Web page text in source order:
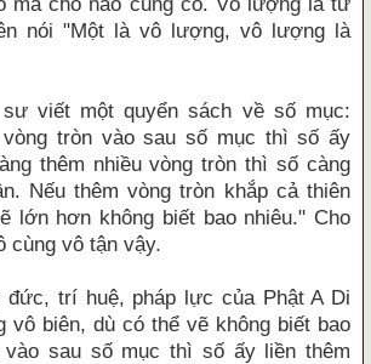
nói "Một là vô lượng, vô lượng là
viết một quyển sách về số mục:
tròn vào sau số mục thì số ấy
thêm nhiều vòng tròn thì số càng
Nếu thêm vòng tròn khắp cả thiên
lớn hơn không biết bao nhiêu." Cho
cùng vô tận vậy.
đức, trí huệ, pháp lực của Phật A Di
vô biên, dù có thể vẽ không biết bao
vào sau số mục thì số ấy liền thêm